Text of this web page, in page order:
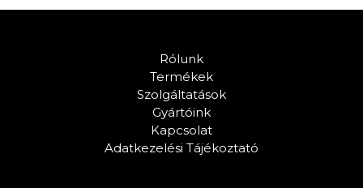
Rólunk
Termékek
Szolgáltatások
Gyártóink
Kapcsolat
Adatkezelési Tájékoztató